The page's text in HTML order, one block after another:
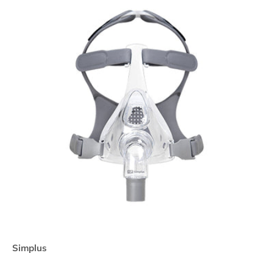
Simplus